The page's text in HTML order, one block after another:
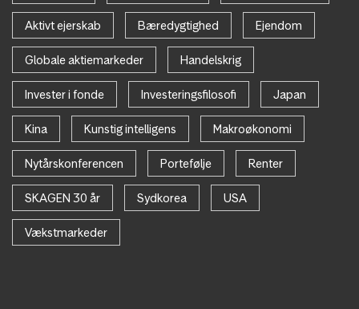
Aktivt ejerskab Bæredygtighed Ejendom
Globale aktiemarkeder Handelskrig
Invester i fonde Investeringsfilosofi Japan
Kina Kunstig intelligens Makroøkonomi
Nytårskonferencen Portefølje Renter
SKAGEN 30 år Sydkorea USA
Vækstmarkeder